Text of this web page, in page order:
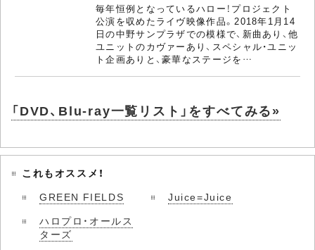
毎年恒例となっているハロー！プロジェクト
公演を収めたライヴ映像作品。2018年1月14
日の中野サンプラザでの模様で、新曲あり、他
ユニットのカヴァーあり、スペシャル・ユニッ
ト企画ありと、豪華なステージを…
「DVD、Blu-ray一覧リスト」をすべてみる»
これもオススメ！
GREEN FIELDS
Juice=Juice
ハロプロ・オールス
ターズ